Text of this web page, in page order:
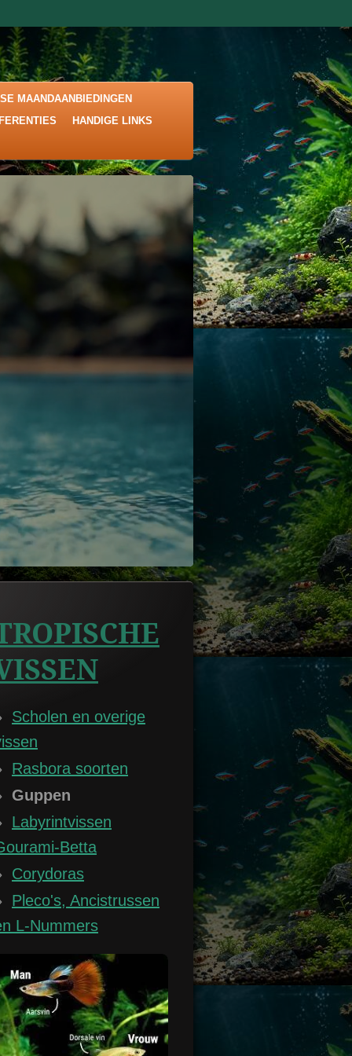
MAANDAANBIEDINGEN
HANDIGE LINKS
Scholen en overige
Rasbora soorten
Guppen
Labyrintvissen
Betta
Corydoras
Pleco's, Ancistrussen
L-Nummers